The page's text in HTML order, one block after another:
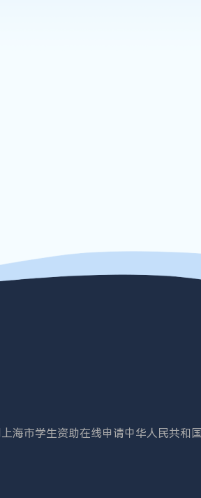
上海市学生资助在线申请中华人民共和